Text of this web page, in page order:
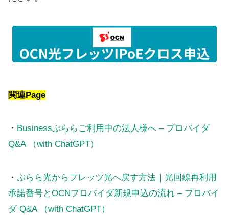
関連Page
・ Businessぷららご利用中の法人様へ – プロバイダ
Q&A （with ChatGPT）
・ ぷらら光からフレッツ光へ戻す方法｜光回線再利用
承諾番号とOCNプロバイダ新規申込の流れ – プロバイ
ダ Q&A （with ChatGPT）